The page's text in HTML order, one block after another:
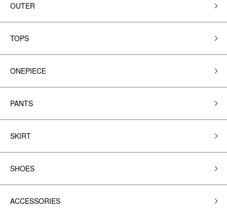
OUTER
TOPS
ONEPIECE
PANTS
SKIRT
SHOES
ACCESSORIES